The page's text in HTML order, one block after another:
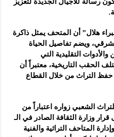
هلال” أن المتحف يمثل ذاكرة
ويضم تفاصيل الحياة
والأدوات التقليدية التي
الحقب التاريخية، معتبراً أن
حفظ التراث من خلال القطاع
الشعبي زواره اعتباراً من
قرار وزارة الثقافة الصادر في الـ
إحداث وإدارة المتاحف التراثية والفنية